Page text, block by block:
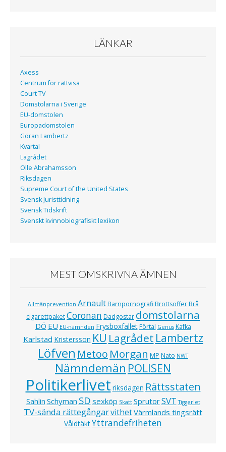
LÄNKAR
Axess
Centrum för rättvisa
Court TV
Domstolarna i Sverige
EU-domstolen
Europadomstolen
Göran Lambertz
Kvartal
Lagrådet
Olle Abrahamsson
Riksdagen
Supreme Court of the United States
Svensk Juristtidning
Svensk Tidskrift
Svenskt kvinnobiografiskt lexikon
MEST OMSKRIVNA ÄMNEN
Allmänprevention Arnault Barnpornografi Brottsoffer Brå
cigarettpaketCoronan Dadgostar domstolarna
DÖ EU EU-nämnden Frysboxfallet Förtal Genus Kafka
Karlstad Kristersson KU Lagrådet Lambertz
Löfven Metoo Morgan MP Nato NWT
Nämndemän POLISEN
Politikerlivet riksdagen Rättsstaten
Sahlin Schyman SD sexköp Skatt SprutorSVT Tiggeriet
TV-sända rättegångarvithetVärmlands tingsrätt
VåldtäktYttrandefriheten